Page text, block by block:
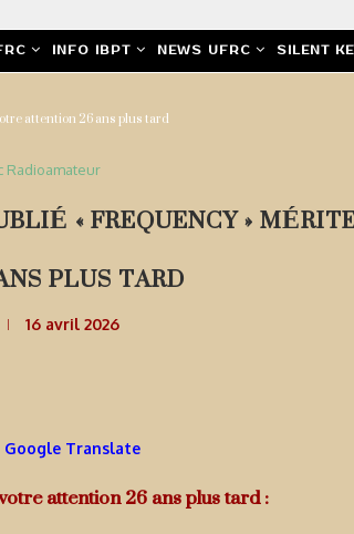
INFO IBPT NEWS UFRC SILENT
attention 26 ans plus tard
Radioamateur
« FREQUENCY »
PLUS TARD
16 avril 2026
Translate
attention 26 ans plus tard :